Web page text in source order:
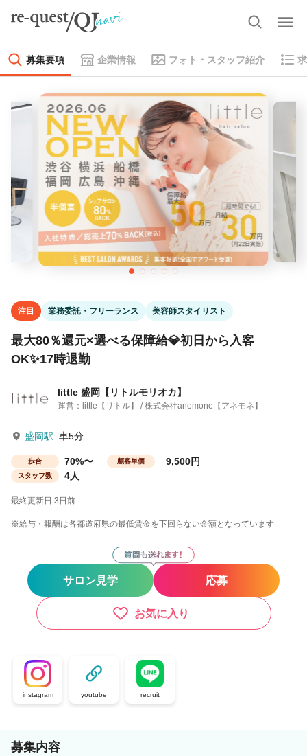
募集要項 企業情報 フォト・スタッフ紹介
注目 業務委託・フリーランス 美容師スタイリスト
最大80％還元×選べる保障給💎初日から入客
OK✨17時退勤
little 盛岡【リトルモリオカ】
運営：little【リトル】 / 株式会社anemone【アネモネ】
盛岡駅 車5分
歩合 70%〜 顧客単価 9,500円
スタッフ数 4人
最終更新日:3日前
※給与・報酬は各都道府県の最低賃金を下回らない金額となっています
サロン見学 応募
お気に入り
instagram youtube recruit
募集内容